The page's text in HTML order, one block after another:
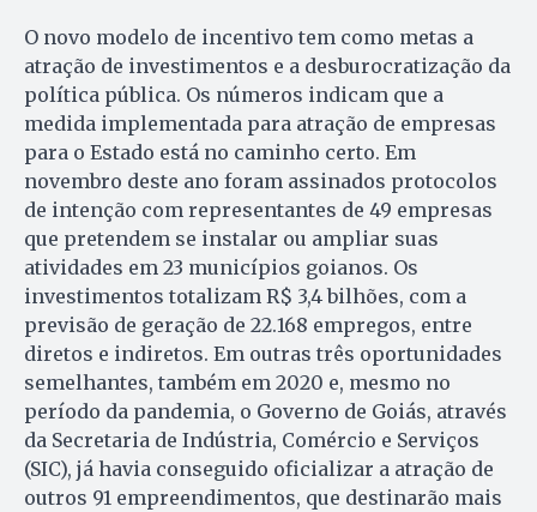
O novo modelo de incentivo tem como metas a
atração de investimentos e a desburocratização da
política pública. Os números indicam que a
medida implementada para atração de empresas
para o Estado está no caminho certo. Em
novembro deste ano foram assinados protocolos
de intenção com representantes de 49 empresas
que pretendem se instalar ou ampliar suas
atividades em 23 municípios goianos. Os
investimentos totalizam R$ 3,4 bilhões, com a
previsão de geração de 22.168 empregos, entre
diretos e indiretos. Em outras três oportunidades
semelhantes, também em 2020 e, mesmo no
período da pandemia, o Governo de Goiás, através
da Secretaria de Indústria, Comércio e Serviços
(SIC), já havia conseguido oficializar a atração de
outros 91 empreendimentos, que destinarão mais